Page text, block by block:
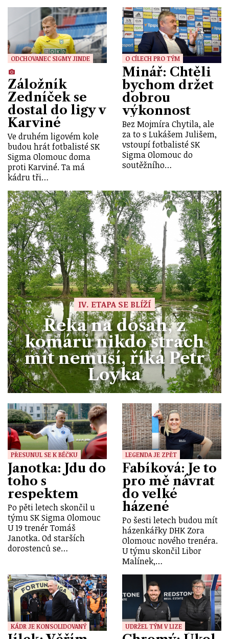
ODCHOVANEC SIGMY JINDE
Záložník
Zedníček se
dostal do ligy v
Karviné
Ve druhém ligovém kole
budou hrát fotbalisté SK
Sigma Olomouc doma
proti Karviné. Ta má
kádru tři…
O CÍLECH PRO TÝM
Minář: Chtěli
bychom držet
dobrou
výkonnost
Bez Mojmíra Chytila, ale
za to s Lukášem Julišem,
vstoupí fotbalisté SK
Sigma Olomouc do
soutěžního…
IV. ETAPA SE BLÍŽÍ
Řeka na dosah, z
komárů nikdo strach
mít nemusí, říká Petr
Loyka
PŘESUNUL SE K BÉČKU
Janotka: Jdu do
toho s
respektem
Po pěti letech skončil u
týmu SK Sigma Olomouc
U 19 trenér Tomáš
Janotka. Od starších
dorostenců se…
LEGENDA JE ZPĚT
Fabíková: Je to
pro mě návrat
do velké
házené
Po šesti letech budou mít
házenkářky DHK Zora
Olomouc nového trenéra.
U týmu skončil Libor
Malínek,…
KÁDR JE KONSOLIDOVANÝ UDRŽEL TÝM V LIZE